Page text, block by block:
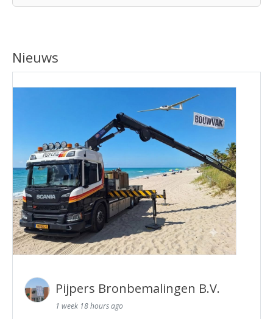
Nieuws
Pijpers Bronbemalingen B.V.
1 week 18 hours ago